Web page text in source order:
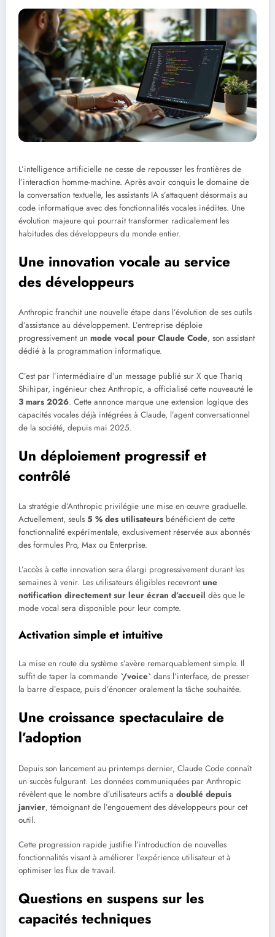
L’intelligence artificielle ne cesse de repousser les frontières de
l’interaction homme-machine. Après avoir conquis le domaine de
la conversation textuelle, les assistants IA s’attaquent désormais au
code informatique avec des fonctionnalités vocales inédites. Une
évolution majeure qui pourrait transformer radicalement les
habitudes des développeurs du monde entier.
Une innovation vocale au service
des développeurs
Anthropic franchit une nouvelle étape dans l’évolution de ses outils
d’assistance au développement. L’entreprise déploie
progressivement un mode vocal pour Claude Code, son assistant
dédié à la programmation informatique.
C’est par l’intermédiaire d’un message publié sur X que Thariq
Shihipar, ingénieur chez Anthropic, a officialisé cette nouveauté le
3 mars 2026. Cette annonce marque une extension logique des
capacités vocales déjà intégrées à Claude, l’agent conversationnel
de la société, depuis mai 2025.
Un déploiement progressif et
contrôlé
La stratégie d’Anthropic privilégie une mise en œuvre graduelle.
Actuellement, seuls 5 % des utilisateurs bénéficient de cette
fonctionnalité expérimentale, exclusivement réservée aux abonnés
des formules Pro, Max ou Enterprise.
L’accès à cette innovation sera élargi progressivement durant les
semaines à venir. Les utilisateurs éligibles recevrontune
notification directement sur leur écran d’accueil dès que le
mode vocal sera disponible pour leur compte.
Activation simple et intuitive
La mise en route du système s’avère remarquablement simple. Il
suffit de taper la commande `/voice` dans l’interface, de presser
la barre d’espace, puis d’énoncer oralement la tâche souhaitée.
Une croissance spectaculaire de
l’adoption
Depuis son lancement au printemps dernier, Claude Code connaît
un succès fulgurant. Les données communiquées par Anthropic
révèlent que le nombre d’utilisateurs actifs a doublé depuis
janvier, témoignant de l’engouement des développeurs pour cet
outil.
Cette progression rapide justifie l’introduction de nouvelles
fonctionnalités visant à améliorer l’expérience utilisateur et à
optimiser les flux de travail.
Questions en suspens sur les
capacités techniques